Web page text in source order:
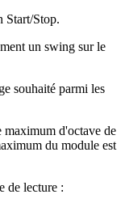
Start/Stop.
un swing sur le
souhaité parmi les
d'octave de
du module est
de lecture :